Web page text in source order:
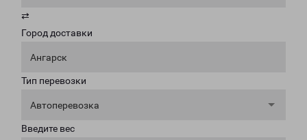
⇄
Город доставки
Ангарск
Тип перевозки
Автоперевозка
Введите вес